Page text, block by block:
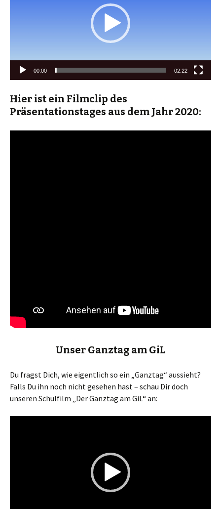
00:00 02:22
Hier ist ein Filmclip des
Präsentationstages aus dem Jahr 2020:
Unser Ganztag am GiL
Du fragst Dich, wie eigentlich so ein „Ganztag“ aussieht?
Falls Du ihn noch nicht gesehen hast – schau Dir doch
unseren Schulfilm „Der Ganztag am GiL“ an: